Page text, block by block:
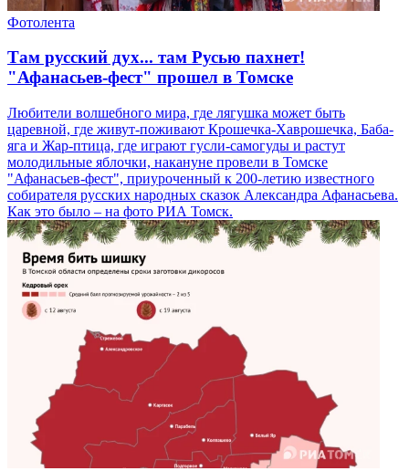
Фотолента
Там русский дух... там Русью пахнет!
"Афанасьев-фест" прошел в Томске
Любители волшебного мира, где лягушка может быть
царевной, где живут-поживают Крошечка-Хаврошечка, Баба-
яга и Жар-птица, где играют гусли-самогуды и растут
молодильные яблочки, накануне провели в Томске
"Афанасьев-фест", приуроченный к 200-летию известного
собирателя русских народных сказок Александра Афанасьева.
Как это было – на фото РИА Томск.